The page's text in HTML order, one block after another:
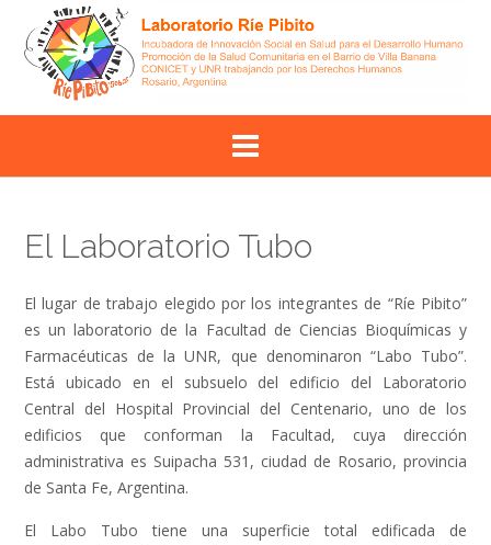
content
El Laboratorio Tubo
El lugar de trabajo elegido por los integrantes de “Ríe Pibito”
es un laboratorio de la Facultad de Ciencias Bioquímicas y
Farmacéuticas de la UNR, que denominaron “Labo Tubo”.
Está ubicado en el subsuelo del edificio del Laboratorio
Central del Hospital Provincial del Centenario, uno de los
edificios que conforman la Facultad, cuya dirección
administrativa es Suipacha 531, ciudad de Rosario, provincia
de Santa Fe, Argentina.
El Labo Tubo tiene una superficie total edificada de